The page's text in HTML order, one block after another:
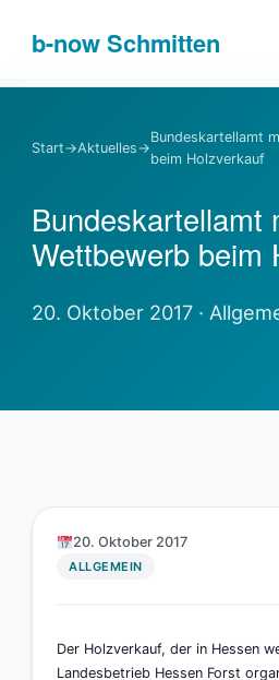
b-nowSchmitten
Start→Aktuelles→
Bundeskartellamt
beim Holzverkauf
Bundeskartellamt
Wettbewerb beim
20. Oktober 2017 ·
20. Oktober 2017
ALLGEMEIN
Der Holzverkauf, der in Hessen
Landesbetrieb Hessen Forst